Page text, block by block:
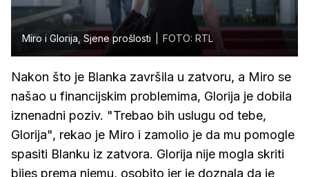
Miro i Glorija, Sjene prošlosti FOTO: RTL
Nakon što je Blanka završila u zatvoru, a Miro se
našao u financijskim problemima, Glorija je dobila
iznenadni poziv. "Trebao bih uslugu od tebe,
Glorija", rekao je Miro i zamolio je da mu pomogle
spasiti Blanku iz zatvora. Glorija nije mogla skriti
bijes prema njemu, osobito jer je doznala da je